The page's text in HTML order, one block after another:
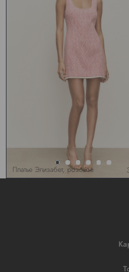
Платье Элизабет, розовое